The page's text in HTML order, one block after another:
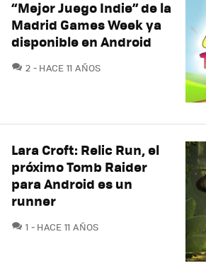
“Mejor Juego Indie” de la
Madrid Games Week ya
disponible en Android
2 COMENTARIOS
HACE 11 AÑOS
Lara Croft: Relic Run, el
próximo Tomb Raider
para Android es un
runner
1 COMENTARIOS
HACE 11 AÑOS